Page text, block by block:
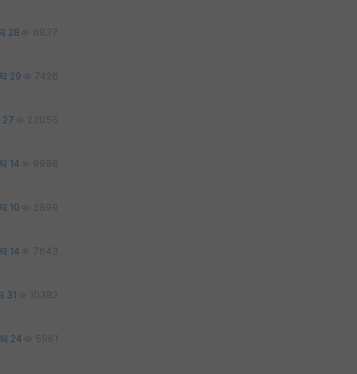
28 6837
29 7426
27 23055
14 9998
10 3899
14 7643
31 10382
24 5961